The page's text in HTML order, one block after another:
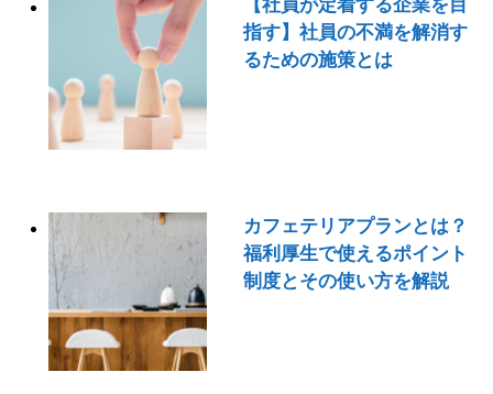
【社員が定着する企業を目
指す】社員の不満を解消す
るための施策とは
カフェテリアプランとは？
福利厚生で使えるポイント
制度とその使い方を解説